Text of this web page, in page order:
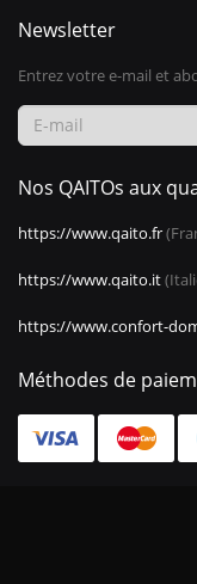
Newsletter
Entrez votre e-mail et
Nos QAITOs aux
https://www.qaito.fr
https://www.qaito.it
https://www.confort-
Méthodes de